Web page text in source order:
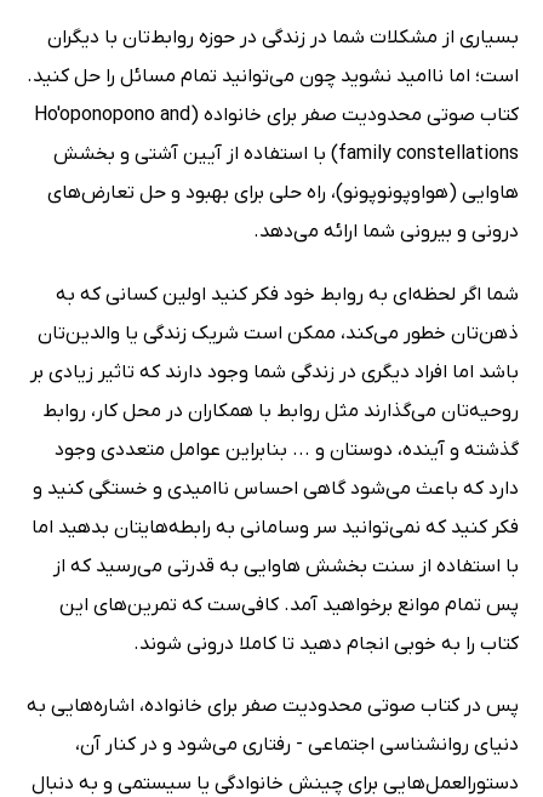
بسیاری از مشکلات شما در زندگی در حوزه روابط‌تان با دیگران
است؛ اما ناامید نشوید چون می‌توانید تمام مسائل را حل کنید.
کتاب صوتی محدودیت صفر برای خانواده (Ho'oponopono and
family constellations) با استفاده از آیین آشتی و بخشش
هاوایی (هواوپونوپونو)، راه حلی برای بهبود و حل تعارض‌های
درونی و بیرونی شما ارائه می‌دهد.
شما اگر لحظه‌ای به روابط خود فکر کنید اولین کسانی که به
ذهن‌تان خطور می‌کند، ممکن است شریک زندگی یا والدین‌تان
باشد اما افراد دیگری در زندگی شما وجود دارند که تاثیر زیادی بر
روحیه‌تان می‌گذارند مثل روابط با همکاران در محل کار، روابط
گذشته و آینده، دوستان و ... بنابراین عوامل متعددی وجود
دارد که باعث می‌شود گاهی احساس ناامیدی و خستگی کنید و
فکر کنید که نمی‌توانید سر وسامانی به رابطه‌هایتان بدهید اما
با استفاده از سنت بخشش هاوایی به قدرتی می‌رسید که از
پس تمام موانع برخواهید آمد. کافی‌ست که تمرین‌های این
کتاب را به خوبی انجام دهید تا کاملا درونی شوند.
پس در کتاب صوتی محدودیت صفر برای خانواده، اشاره‌هایی به
دنیای روانشناسی اجتماعی - رفتاری می‌شود و در کنار آن،
دستورالعمل‌هایی برای چینش خانوادگی یا سیستمی و به دنبال